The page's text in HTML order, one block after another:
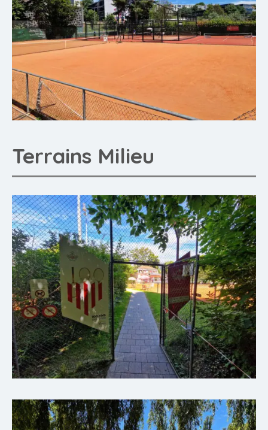
Terrains Milieu